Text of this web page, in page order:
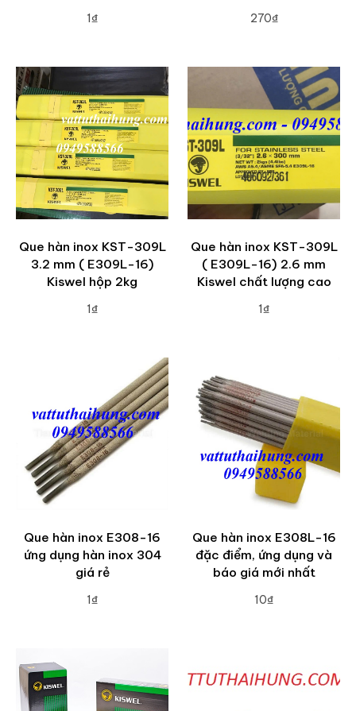
1₫ 270₫
Que hàn inox KST-309L
3.2 mm ( E309L-16)
Kiswel hộp 2kg
1₫
Que hàn inox KST-309L
( E309L-16) 2.6 mm
Kiswel chất lượng cao
1₫
Que hàn inox E308-16
ứng dụng hàn inox 304
giá rẻ
1₫
Que hàn inox E308L-16
đặc điểm, ứng dụng và
báo giá mới nhất
10₫